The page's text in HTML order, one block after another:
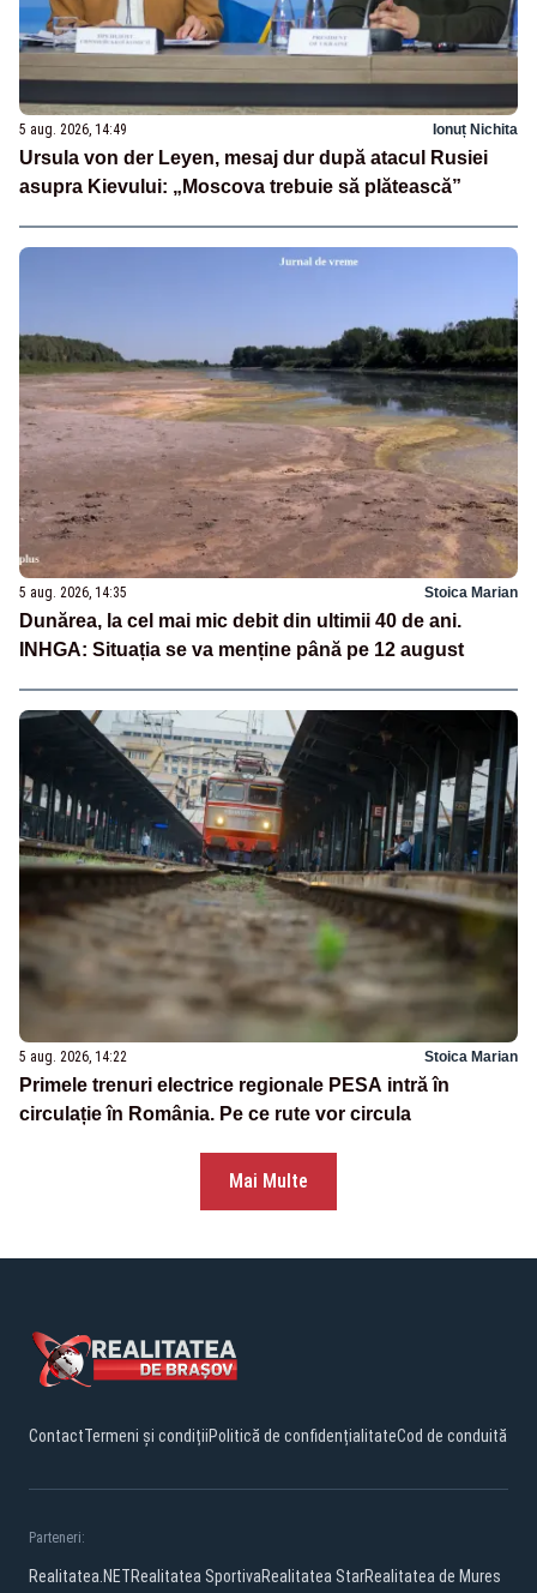
5 aug. 2026, 14:49 Ionuț Nichita
Ursula von der Leyen, mesaj dur după atacul Rusiei
asupra Kievului: „Moscova trebuie să plătească”
5 aug. 2026, 14:35 Stoica Marian
Dunărea, la cel mai mic debit din ultimii 40 de ani.
INHGA: Situația se va menține până pe 12 august
5 aug. 2026, 14:22 Stoica Marian
Primele trenuri electrice regionale PESA intră în
circulație în România. Pe ce rute vor circula
Mai Multe
ContactTermeni și condițiiPolitică de confidențialitateCod de conduită
Parteneri:
Realitatea.NETRealitatea SportivaRealitatea StarRealitatea de Mures